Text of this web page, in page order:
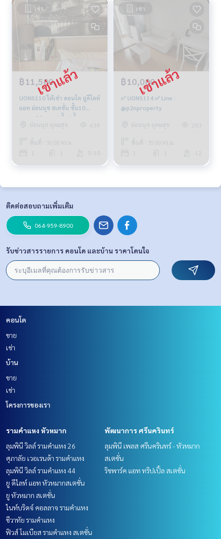
เช่า
฿11,500
UONS110 ให้เช่า คอนโด ยูดีไลท์
แอท อ่อนนุช สเตชั่น ชั้น10
ขนาด 30ตรม. 1น้ำ 1น้ำ
11,500บ. 064-878-5283
อ่อนนุช อุดมสุข 639
พื้นที่ : 30.00 ตร.ม.
5-10
เช่า
฿10,000
✅ UONS114 ✅ Line :
@p2nproperty
อ่อนนุช อุดมสุข 283
พื้นที่ : 35.00 ตร.ม.
ติดต่อสอบถามเพิ่มเติม
064-959-8900
รับข่าวสารรายการ คอนโด และบ้าน ราคาโดนใจ
คอนโด
ขาย
เช่า
บ้าน
ขาย
เช่า
โครงการของเรา
รามคำแหง หัวหมาก
ลุมพินี วิลล์ รามคำแหง 26
ศุภาลัย เวอเรนด้า รามคำแหง
ลุมพินี วิลล์ รามคำแหง 44
ยู ดีไลท์ แอท หัวหมากสเตชั่น
ยู หัวหมาก สเตชั่น
ไนท์บริดจ์ คอลลาจ รามคำแหง
ชีวาทัย รามคำแหง
ฟิวส์ โมเบียส รามคำแหง สเตชั่น
พัฒนาการ ศรีนครินทร์
ลุมพินี เพลส ศรีนครินทร์ - หัวหมาก
สเตชั่น
ริชพาร์ค แอท ทริปเปิ้ล สเตชั่น